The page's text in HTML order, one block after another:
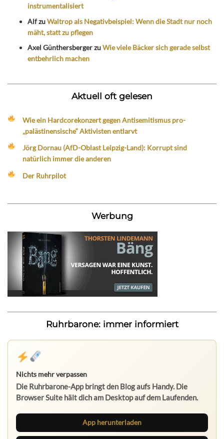
instrumentalisiert
AlfzuWaltrop als Negativbeispiel: Wenn die Stadt nur noch
mäht, statt zu pflegen
Axel GünthersbergerzuWie viele Bäcker sich gerade selbst
entbehrlich machen
Aktuell oft gelesen
Wie ein Hardcorekonzert gegen Antisemitismus pro-
„palästinensische“ Aktivisten entlarvt
Jörg Dornau (AfD-Oblast Leipzig-Land): Korrupt sind
natürlich immer die anderen
Der Ruhrpilot
Werbung
Ruhrbarone: immer informiert
Nichts mehr verpassen
Die Ruhrbarone-App bringt den Blog aufs Handy. Die
Browser Suite hält dich am Desktop auf dem Laufenden.
App herunterladen